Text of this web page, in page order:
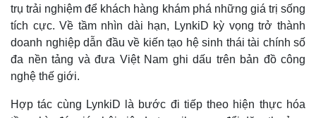
trụ trải nghiệm để khách hàng khám phá những giá trị sống
tích cực. Về tầm nhìn dài hạn, LynkiD kỳ vọng trở thành
doanh nghiệp dẫn đầu về kiến tạo hệ sinh thái tài chính số
đa nền tảng và đưa Việt Nam ghi dấu trên bản đồ công
nghệ thế giới.
Hợp tác cùng LynkiD là bước đi tiếp theo hiện thực hóa